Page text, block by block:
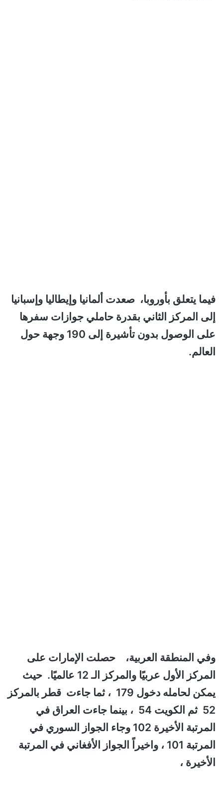
فيما يتعلق بأوروبا، صعدت ألمانيا وإيطاليا وإسبانيا
إلى المركز الثاني بقدرة حاملي جوازات سفرها
على الوصول بدون تأشيرة إلى 190 وجهة حول
العالم.
وفي المنطقة العربية، حصلت الإمارات على
المركز الأول عربيًا والمركز الـ 12 عالميًا. حيث
يمكن لحامله دخول 179 ، ثما جاءت
قطر بالمركز
52 ثم الكويت 54 ، بينما جاءت العراق في
المرتبة الأخيرة 102 وجاء الجواز السوري في
المرتبة 101 ، واخيراً الجواز الأفغاني في المرتبة
الأخيرة ،